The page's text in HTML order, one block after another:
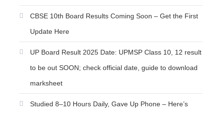
CBSE 10th Board Results Coming Soon – Get the First
Update Here
UP Board Result 2025 Date: UPMSP Class 10, 12 result
to be out SOON; check official date, guide to download
marksheet
Studied 8–10 Hours Daily, Gave Up Phone – Here’s